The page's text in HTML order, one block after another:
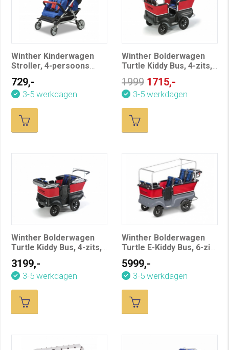
Winther Kinderwagen
Stroller, 4-persoons
729,-
3-5 werkdagen
Winther Bolderwagen
Turtle Kiddy Bus, 4-zits,
1999 1715,-
3-5 werkdagen
Winther Bolderwagen
Turtle Kiddy Bus, 4-zits,
Deluxe
3199,-
3-5 werkdagen
Winther Bolderwagen
Turtle E-Kiddy Bus, 6-zits
- Elektrisch
5999,-
3-5 werkdagen